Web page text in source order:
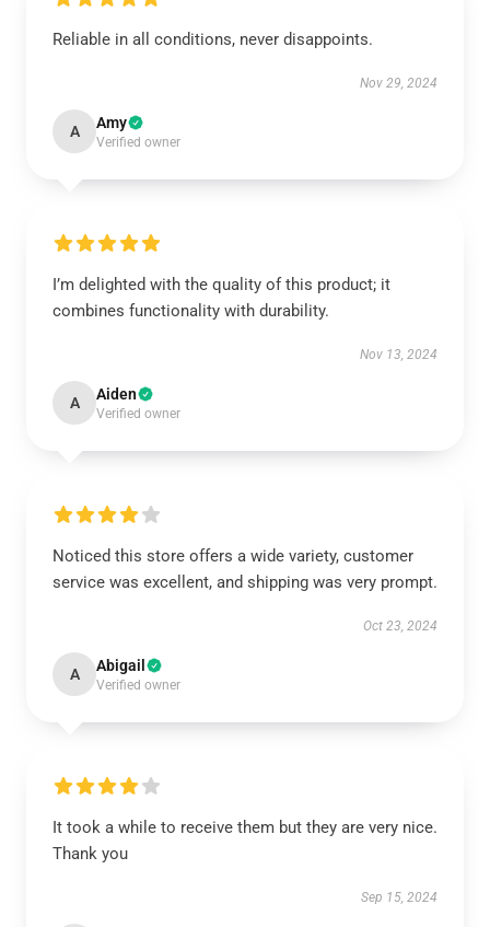
Reliable in all conditions, never disappoints.
Nov 29, 2024
A Amy
Verified owner
I’m delighted with the quality of this product; it
combines functionality with durability.
Nov 13, 2024
A Aiden
Verified owner
Noticed this store offers a wide variety, customer
service was excellent, and shipping was very prompt.
Oct 23, 2024
A Abigail
Verified owner
It took a while to receive them but they are very nice.
Thank you
Sep 15, 2024